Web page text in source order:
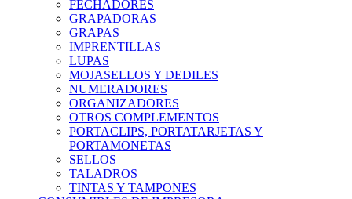
FECHADORES
GRAPADORAS
GRAPAS
IMPRENTILLAS
LUPAS
MOJASELLOS Y DEDILES
NUMERADORES
ORGANIZADORES
OTROS COMPLEMENTOS
PORTACLIPS, PORTATARJETAS Y
PORTAMONETAS
SELLOS
TALADROS
TINTAS Y TAMPONES